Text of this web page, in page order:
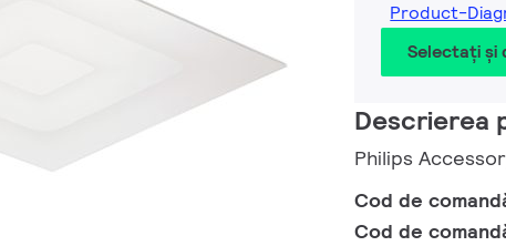
Product-
Selectați și
Descrierea
Philips
Cod de
Cod de